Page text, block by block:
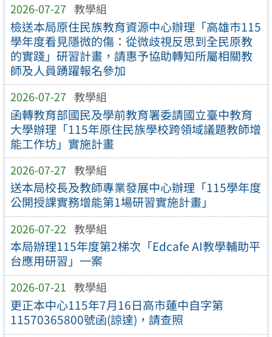
2026-07-27 教學組
檢送本局原住民族教育資源中心辦理「高雄市115
學年度看見隱微的傷：從微歧視反思到全民原教
的實踐」研習計畫，請惠予協助轉知所屬相關教
師及人員踴躍報名參加
2026-07-27 教學組
函轉教育部國民及學前教育署委請國立臺中教育
大學辦理「115年原住民族學校跨領域議題教師增
能工作坊」實施計畫
2026-07-27 教學組
送本局校長及教師專業發展中心辦理「115學年度
公開授課實務增能第1場研習實施計畫」
2026-07-22 教學組
本局辦理115年度第2梯次「Edcafe AI教學輔助平
台應用研習」一案
2026-07-21 教學組
更正本中心115年7月16日高市蓮中自字第
11570365800號函(諒達)，請查照